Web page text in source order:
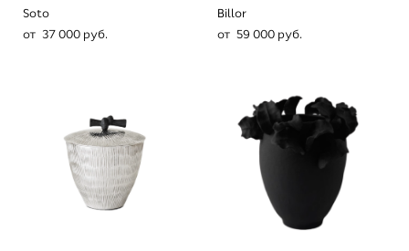
Soto
от 37 000 pуб.
Billor
от 59 000 pуб.